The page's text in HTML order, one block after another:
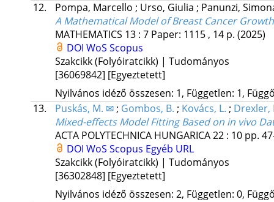
12.
Pompa, Marcello ; Urso, Giulia ; Panunzi,
A Mathematical Model of Breast Cancer
MATHEMATICS 13: 7 Paper: 1115 , 14 p. (2025)
DOI WoS Scopus
Szakcikk (Folyóiratcikk) | Tudományos
[36069842] [Egyeztetett]
Nyilvános idéző összesen: 1, Független: 1,
13.
Puskás, M. ✉ ; Gombos, B. ; Kovács, L. ; Drexler,
Mixed-effects Model Fitting Based on in vivo
ACTA POLYTECHNICA HUNGARICA22: 10 pp.
DOI WoS Scopus Egyéb URL
Szakcikk (Folyóiratcikk) | Tudományos
[36302848] [Egyeztetett]
Nyilvános idéző összesen: 2, Független: 0,